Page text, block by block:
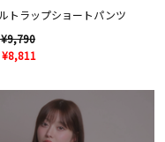
トラップショートパンツ
¥8,811